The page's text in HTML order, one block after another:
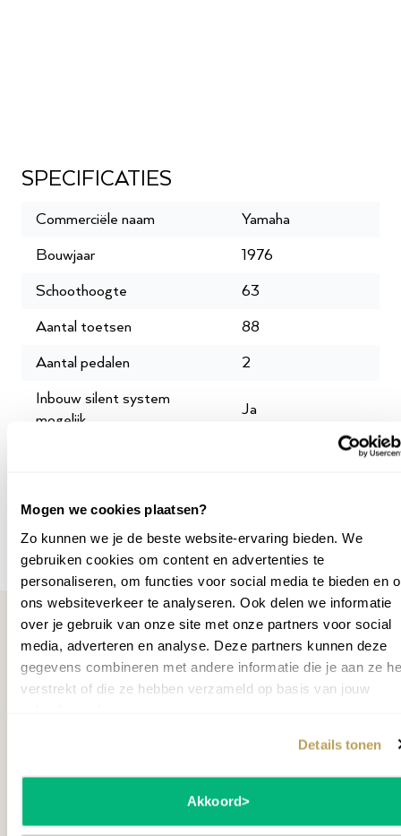
Mogen we cookies plaatsen?
Zo kunnen we je de beste website-ervaring bieden. We
gebruiken cookies om content en advertenties te
personaliseren, om functies voor social media te bieden en
ons websiteverkeer te analyseren. Ook delen we informatie
over je gebruik van onze site met onze partners voor social
media, adverteren en analyse. Deze partners kunnen deze
gegevens combineren met andere informatie die je aan ze
verstrekt of die ze hebben verzameld op basis van jouw
Details tonen
Akkoord
SPECIFICATIES
Commerciële naam
Yamaha
Bouwjaar
1976
Schoothoogte
63
Aantal toetsen
88
Aantal pedalen
2
Inbouw silent system
mogelijk
Ja
Breedte cm
148
Status
second
Garantie leverancier
5 jaar
SKU
P060792-
1953215
Meer specificaties
Misschien ook interessant